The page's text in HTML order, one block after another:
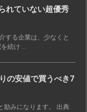
れていない超優秀
する企業は、少なくと
続け ...
の安値で買うべき7
励みになります。 出典: